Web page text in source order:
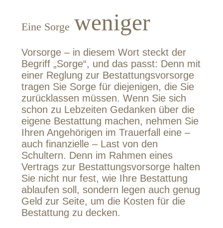
Eine Sorge weniger
Vorsorge – in diesem Wort steckt der
Begriff „Sorge“, und das passt: Denn mit
einer Reglung zur Bestattungsvorsorge
tragen Sie Sorge für diejenigen, die Sie
zurücklassen müssen. Wenn Sie sich
schon zu Lebzeiten Gedanken über die
eigene Bestattung machen, nehmen Sie
Ihren Angehörigen im Trauerfall eine –
auch finanzielle – Last von den
Schultern. Denn im Rahmen eines
Vertrags zur Bestattungsvorsorge halten
Sie nicht nur fest, wie Ihre Bestattung
ablaufen soll, sondern legen auch genug
Geld zur Seite, um die Kosten für die
Bestattung zu decken.